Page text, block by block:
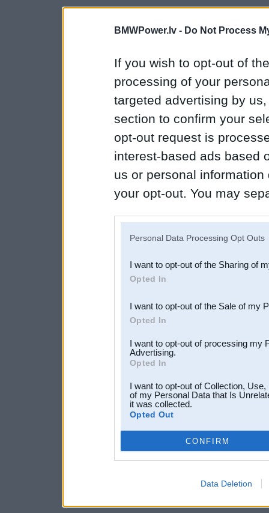
BMWPower.lv - Do Not Process
If you wish to opt-out of
processing of your
targeted advertising by
section to confirm your
opt-out request is
interest-based ads based
us or personal
your opt-out. You may
Downstream Participants
third parties.
Personal Data Processing Opt Outs
I want to opt-out of the Sharing of
Opted In
I want to opt-out of the Sale of my
Opted In
I want to opt-out of processing my
Advertising.
Opted In
I want to opt-out of Collection,
of my Personal Data that Is
it was collected.
Opted Out
CONFIRM
Data Deletion